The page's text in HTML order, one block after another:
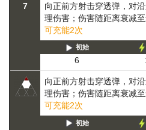
7 向正前方射击穿透弹，对
理伤害；伤害随距离衰减
可充能2次
初始
6
向正前方射击穿透弹，对
理伤害；伤害随距离衰减
可充能2次
初始